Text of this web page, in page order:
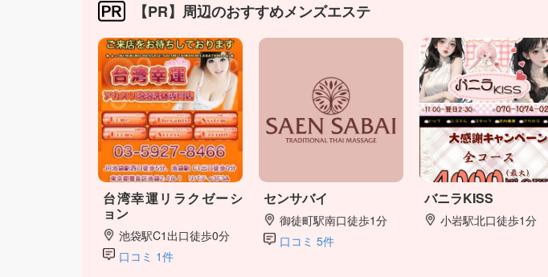
【PR】周辺のおすすめメンズエステ
台湾幸運リラクゼーシ
ョン
池袋駅C1出口徒歩0分
口コミ 1件
センサバイ
御徒町駅南口徒歩1分
口コミ 5件
バニラKISS
小岩駅北口徒歩1分